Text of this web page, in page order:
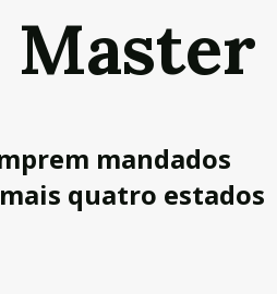
Master
mandados
quatro estados